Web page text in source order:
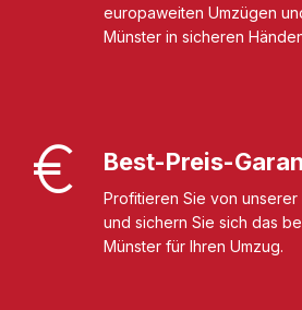
europaweiten Umzügen
Münster in sicheren
Best-Preis-
Profitieren Sie von unserer
und sichern Sie sich das
Münster für Ihren Umzug.